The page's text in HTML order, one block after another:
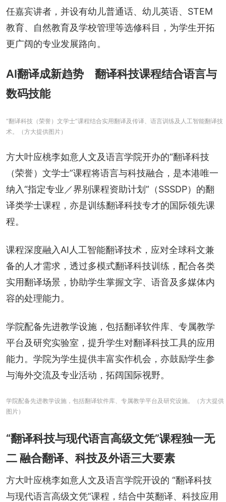
任嘉宾讲者，并设有幼儿普通话、幼儿英语、STEM
教育、自然教育及学校管理等选修科目，为学生开拓
更广阔的专业发展路向。
AI翻译成新趋势 翻译科技课程结合语言与
数码技能
“翻译科技（荣誉）文学士”课程结合实用翻译及传译、语言训练及人工智能翻译技
术。（方大提供图片）
方大叶应桃李如意人文及语言学院开办的“翻译科技
（荣誉）文学士”课程将语言与科技融合，是本港唯一
纳入“指定专业／界别课程资助计划”（SSSDP）的翻
译类学士课程，亦是训练翻译科技专才的国际领先课
程。
课程深度融入AI人工智能翻译技术，应对全球科文兼
备的人才需求，透过多模式翻译科技训练，配合各类
实用翻译场景，协助学生掌握文字、语音及多媒体内
容的处理能力。
学院配备先进教学设施，包括翻译软件库、专属教学
平台及研究实验室，提升学生对翻译科技工具的应用
能力。学院为学生提供丰富实作机会，亦鼓励学生参
与海外交流及专业活动，拓阔国际视野。
学院配备先进教学设施，包括翻译软件库、专属教学平台及研究设施。（方大提供
图片）
“翻译科技与现代语言高级文凭”课程独一无
二 融合翻译、科技及外语三大要素
方大叶应桃李如意人文及语言学院开设的 “翻译科技
与现代语言高级文凭”课程，结合中英翻译、科技应用